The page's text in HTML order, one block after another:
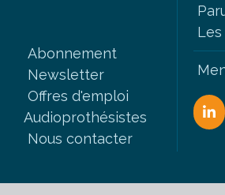
d’une sécurisation accrue des
non négligeable, alors qu’une
récemment touché l’opérateur
prestataire de plusieurs
ou AG2R, exposant les
15 millions d'assurés. Le SDA et
appellent également à une
Abonnement
Newsletter
Offres d'emploi
Audioprothésistes
Nous contacter